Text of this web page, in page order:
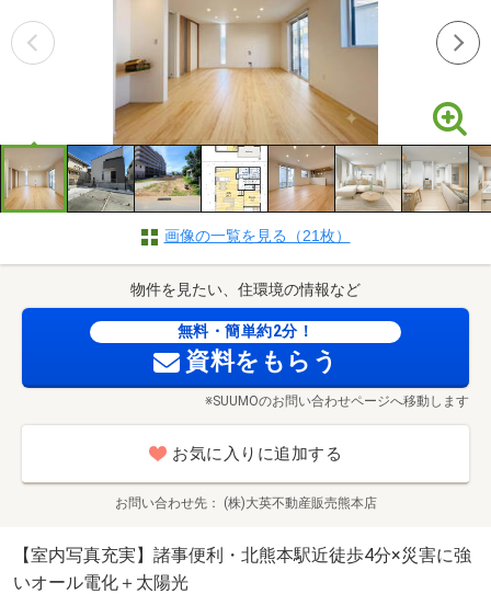
画像の一覧を見る（21枚）
物件を見たい、住環境の情報など
無料・簡単約2分！
資料をもらう
※SUUMOのお問い合わせページへ移動します
お気に入りに追加する
お問い合わせ先 (株)大英不動産販売熊本店
【室内写真充実】諸事便利・北熊本駅近徒歩4分×災害に強
いオール電化＋太陽光